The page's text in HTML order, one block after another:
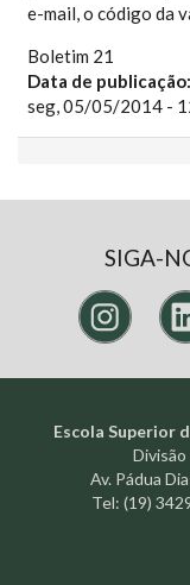
e-mail, o código da
Boletim 21
Data de publicação:
seg, 05/05/2014 -
SIGA-
Escola Superior
Divisão
Av. Pádua
Tel: (19)